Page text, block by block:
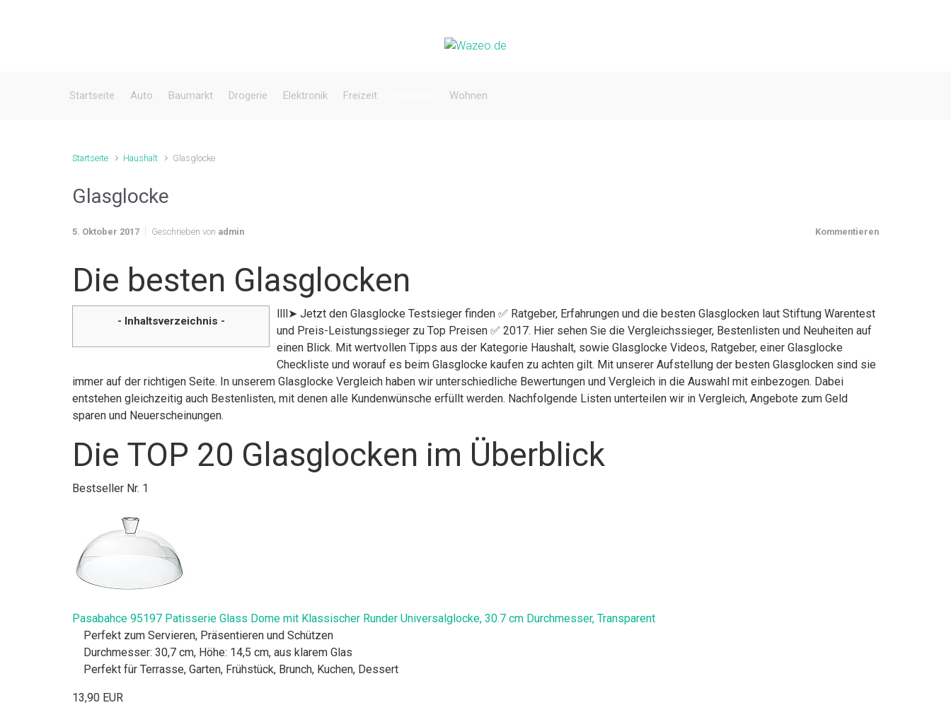
Startseite Auto Baumarkt Drogerie Elektronik Freizeit Wohnen
Startseite Haushalt Glasglocke
Glasglocke
5. Oktober 2017 Geschrieben von admin Kommentieren
Die besten Glasglocken
- Inhaltsverzeichnis -
llll➤ Jetzt den Glasglocke Testsieger finden ✅ Ratgeber, Erfahrungen und die besten Glasglocken laut Stiftung Warentest
und Preis-Leistungssieger zu Top Preisen ✅ 2017. Hier sehen Sie die Vergleichssieger, Bestenlisten und Neuheiten auf
einen Blick. Mit wertvollen Tipps aus der Kategorie Haushalt, sowie Glasglocke Videos, Ratgeber, einer Glasglocke
Checkliste und worauf es beim Glasglocke kaufen zu achten gilt. Mit unserer Aufstellung der besten Glasglocken sind sie
immer auf der richtigen Seite. In unserem Glasglocke Vergleich haben wir unterschiedliche Bewertungen und Vergleich in die Auswahl mit einbezogen. Dabei
entstehen gleichzeitig auch Bestenlisten, mit denen alle Kundenwünsche erfüllt werden. Nachfolgende Listen unterteilen wir in Vergleich, Angebote zum Geld
sparen und Neuerscheinungen.
Die TOP 20 Glasglocken im Überblick
Bestseller Nr. 1
Pasabahce 95197 Patisserie Glass Dome mit Klassischer Runder Universalglocke, 30.7 cm Durchmesser, Transparent
Perfekt zum Servieren, Präsentieren und Schützen
Durchmesser: 30,7 cm, Höhe: 14,5 cm, aus klarem Glas
Perfekt für Terrasse, Garten, Frühstück, Brunch, Kuchen, Dessert
13,90 EUR